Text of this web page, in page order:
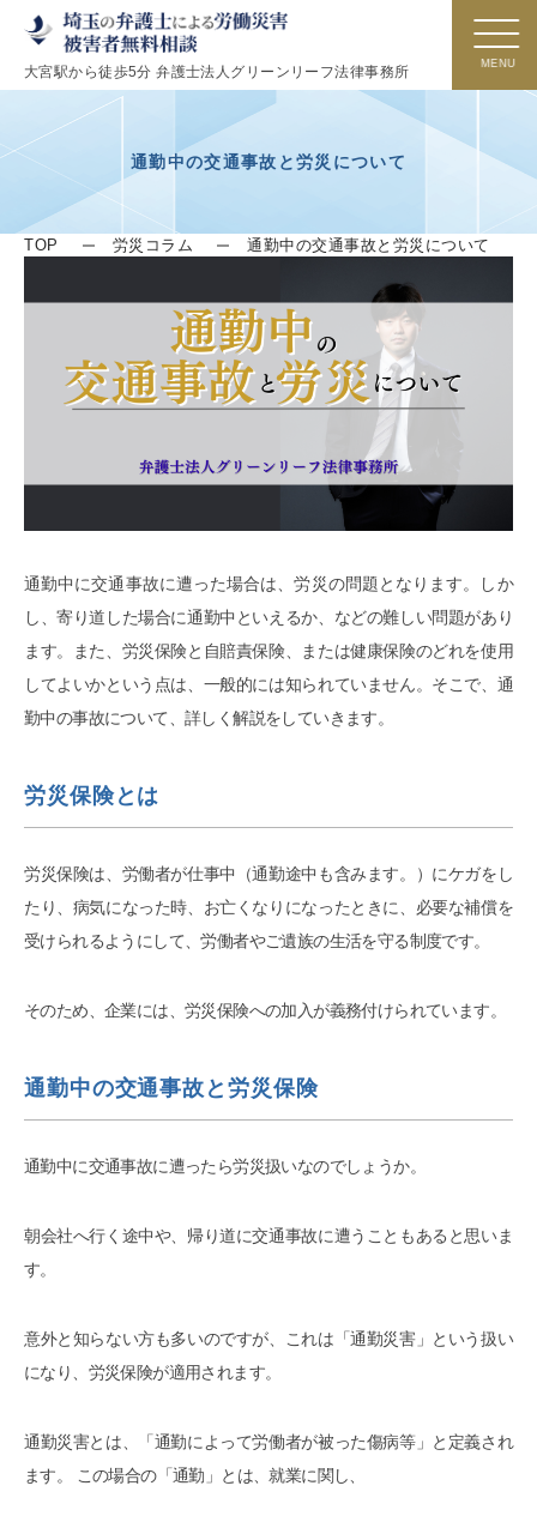
大宮駅から徒歩5分 弁護士法人グリーンリーフ法律事務所
通勤中の交通事故と労災について
TOP 労災コラム 通勤中の交通事故と労災について
通勤中に交通事故に遭った場合は、労災の問題となります。しか
し、寄り道した場合に通勤中といえるか、などの難しい問題があり
ます。また、労災保険と自賠責保険、または健康保険のどれを使用
してよいかという点は、一般的には知られていません。そこで、通
勤中の事故について、詳しく解説をしていきます。
労災保険とは
労災保険は、労働者が仕事中（通勤途中も含みます。）にケガをし
たり、病気になった時、お亡くなりになったときに、必要な補償を
受けられるようにして、労働者やご遺族の生活を守る制度です。
そのため、企業には、労災保険への加入が義務付けられています。
通勤中の交通事故と労災保険
通勤中に交通事故に遭ったら労災扱いなのでしょうか。
朝会社へ行く途中や、帰り道に交通事故に遭うこともあると思いま
す。
意外と知らない方も多いのですが、これは「通勤災害」という扱い
になり、労災保険が適用されます。
通勤災害とは、「通勤によって労働者が被った傷病等」と定義され
ます。 この場合の「通勤」とは、就業に関し、